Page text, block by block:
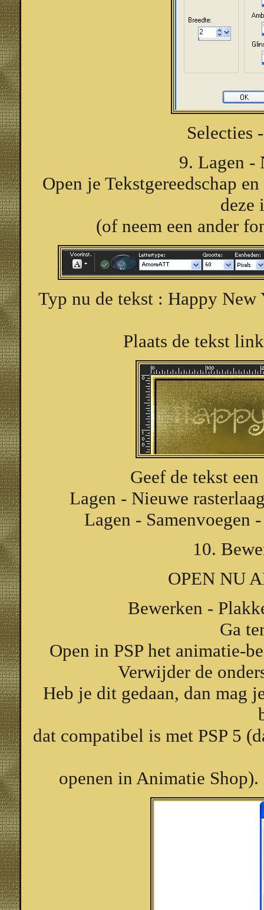
Selecties
9. Lagen -
Open je Tekstgereedschap
deze
(of neem een ander
Typ nu de tekst : Happy
Plaats de tekst
Geef de tekst
Lagen - Nieuwe
Lagen - Samenvoegen
10.
OPEN NU
Bewerken -
Ga
Open in PSP het animatie-
Verwijder de
Heb je dit gedaan, dan mag
dat compatibel is met PSP 5
openen in Animatie